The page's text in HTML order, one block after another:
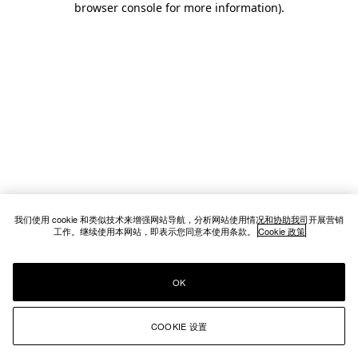
browser console for more information).
我们使用 cookie 和类似技术来增强网站导航，分析网站使用情况和协助我司开展营销
工作。继续使用本网站，即表示您同意本使用条款。 Cookie 政策
COOKIE 设置
OK